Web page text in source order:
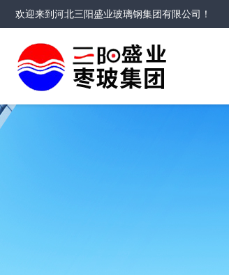
欢迎来到河北三阳盛业玻璃钢集团有限公司 ！